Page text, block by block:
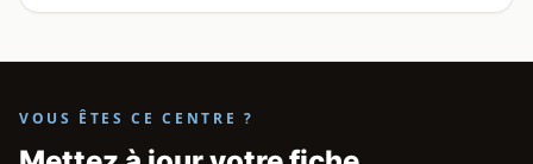
VOUS ÊTES CE CENTRE ?